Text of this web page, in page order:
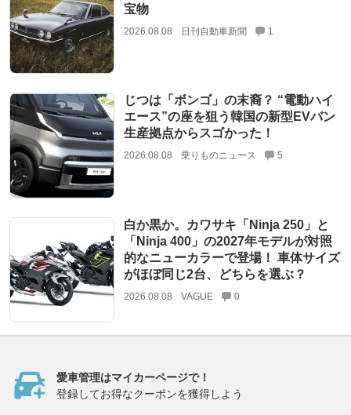
宝物
2026.08.08 日刊自動車新聞 1
じつは「ボンゴ」の末裔？ “電動ハイ
エース”の座を狙う韓国の新型EVバン
生産拠点からスゴかった！
2026.08.08 乗りものニュース 5
白か黒か。カワサキ「Ninja 250」と
「Ninja 400」の2027年モデルが対照
的なニューカラーで登場！ 車体サイズ
がほぼ同じ2台、どちらを選ぶ？
2026.08.08 VAGUE 0
愛車管理はマイカーページで！
登録してお得なクーポンを獲得しよう